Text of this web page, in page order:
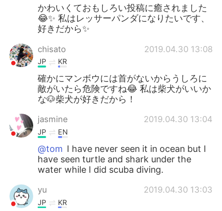
かわいくておもしろい投稿に癒されました
😂✨ 私はレッサーパンダになりたいです、
好きだから✨
chisato 2019.04.30 13:08
JP KR
確かにマンボウには首がないからうしろに
敵がいたら危険ですね😂 私は柴犬がいいか
な🐶柴犬が好きだから！
jasmine 2019.04.30 13:04
JP EN
@tom I have never seen it in ocean but I
have seen turtle and shark under the
water while I did scuba diving.
yu 2019.04.30 13:03
JP KR